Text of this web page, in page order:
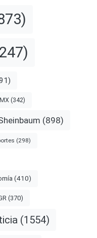
(342)
(898)
(298)
(410)
(370)
(1554)